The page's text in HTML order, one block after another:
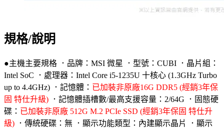
規格/說明
●主機主要規格 ．品牌：MSI 微星 ．型號：CUBI ．晶片組：
Intel SoC ．處理器：Intel Core i5-1235U 十核心 (1.3GHz Turbo
up to 4.4GHz) ．記憶體： 已加裝非原廠16G DDR5 (經銷3年保
固 特仕升級) ．記憶體插槽數/最高支援容量：2/64G ．固態硬
碟： 已加裝非原廠 512G M.2 PCIe SSD (經銷3年保固 特仕升
級) ．傳統硬碟：無 ．顯示功能類型：內建顯示晶片 ．顯示